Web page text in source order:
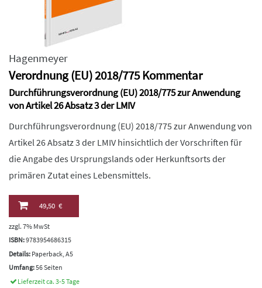
Hagenmeyer
Verordnung (EU) 2018/775 Kommentar
Durchführungsverordnung (EU) 2018/775 zur Anwendung
von Artikel 26 Absatz 3 der LMIV
Durchführungsverordnung (EU) 2018/775 zur Anwendung von
Artikel 26 Absatz 3 der LMIV hinsichtlich der Vorschriften für
die Angabe des Ursprungslands oder Herkunftsorts der
primären Zutat eines Lebensmittels.
49,50 €
zzgl. 7% MwSt
ISBN:9783954686315
Details: Paperback, A5
Umfang:56 Seiten
Lieferzeit ca. 3-5 Tage